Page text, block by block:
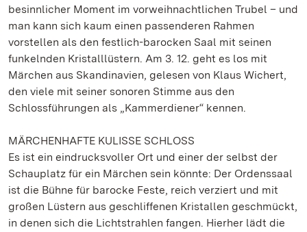
besinnlicher Moment im vorweihnachtlichen Trubel – und
man kann sich kaum einen passenderen Rahmen
vorstellen als den festlich-barocken Saal mit seinen
funkelnden Kristalllüstern. Am 3. 12. geht es los mit
Märchen aus Skandinavien, gelesen von Klaus Wichert,
den viele mit seiner sonoren Stimme aus den
Schlossführungen als „Kammerdiener“ kennen.
MÄRCHENHAFTE KULISSE SCHLOSS
Es ist ein eindrucksvoller Ort und einer der selbst der
Schauplatz für ein Märchen sein könnte: Der Ordenssaal
ist die Bühne für barocke Feste, reich verziert und mit
großen Lüstern aus geschliffenen Kristallen geschmückt,
in denen sich die Lichtstrahlen fangen. Hierher lädt die